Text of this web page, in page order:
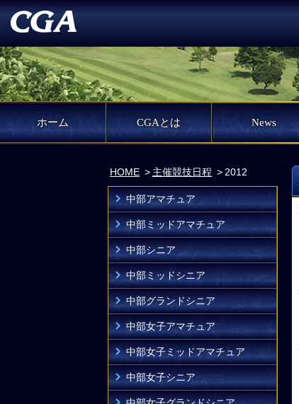
ホーム CGAとは News
HOME 主催競技日程 2012
中部アマチュア
中部ミッドアマチュア
中部シニア
中部ミッドシニア
中部グランドシニア
中部女子アマチュア
中部女子ミッドアマチュア
中部女子シニア